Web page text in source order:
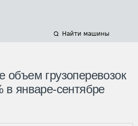
Найти машины
объем грузоперевозок
в январе-сентябре